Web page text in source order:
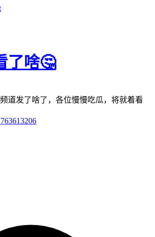
了啥🤔
道发了啥了，各位慢慢吃瓜，将就着看